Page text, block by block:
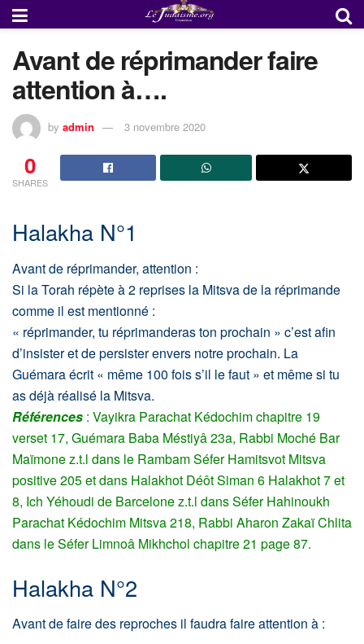
Avant de réprimander faire
attention à….
by admin 3 novembre 2020
0
SHARES
Halakha N°1
Avant de réprimander, attention :
Si la Torah répète à 2 reprises la Mitsva de la réprimande
comme il est mentionné :
« réprimander, tu réprimanderas ton prochain » c’est afin
d’insister et de persister envers notre prochain. La
Guémara écrit « même 100 fois s’il le faut » et même si tu
as déjà réalisé la Mitsva.
Références : Vayikra Parachat Kédochim chapitre 19
verset 17, Guémara Baba Méstiyâ 23a, Rabbi Moché Bar
Maïmone z.t.l dans le Rambam Séfer Hamitsvot Mitsva
positive 205 et dans Halakhot Déôt Siman 6 Halakhot 7 et
8, Ich Yéhoudi de Barcelone z.t.l dans Séfer Hahinoukh
Parachat Kédochim Mitsva 218, Rabbi Aharon Zakaï Chlita
dans le Séfer Limnoâ Mikhchol chapitre 21 page 87.
Halakha N°2
Avant de faire des reproches il faudra faire attention à :